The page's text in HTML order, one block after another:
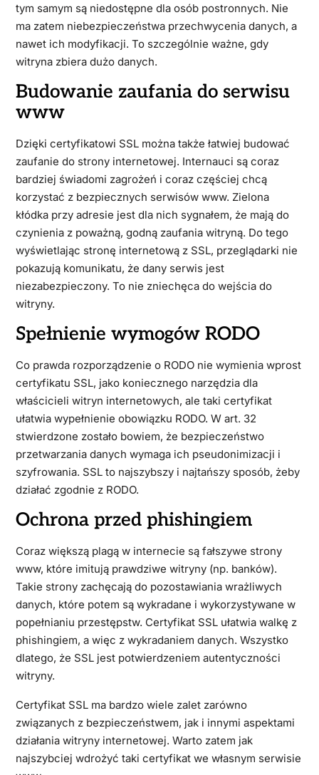
tym samym są niedostępne dla osób postronnych. Nie
ma zatem niebezpieczeństwa przechwycenia danych, a
nawet ich modyfikacji. To szczególnie ważne, gdy
witryna zbiera dużo danych.
Budowanie zaufania do serwisu
www
Dzięki certyfikatowi SSL można także łatwiej budować
zaufanie do strony internetowej. Internauci są coraz
bardziej świadomi zagrożeń i coraz częściej chcą
korzystać z bezpiecznych serwisów www. Zielona
kłódka przy adresie jest dla nich sygnałem, że mają do
czynienia z poważną, godną zaufania witryną. Do tego
wyświetlając stronę internetową z SSL, przeglądarki nie
pokazują komunikatu, że dany serwis jest
niezabezpieczony. To nie zniechęca do wejścia do
witryny.
Spełnienie wymogów RODO
Co prawda rozporządzenie o RODO nie wymienia wprost
certyfikatu SSL, jako koniecznego narzędzia dla
właścicieli witryn internetowych, ale taki certyfikat
ułatwia wypełnienie obowiązku RODO. W art. 32
stwierdzone zostało bowiem, że bezpieczeństwo
przetwarzania danych wymaga ich pseudonimizacji i
szyfrowania. SSL to najszybszy i najtańszy sposób, żeby
działać zgodnie z RODO.
Ochrona przed phishingiem
Coraz większą plagą w internecie są fałszywe strony
www, które imitują prawdziwe witryny (np. banków).
Takie strony zachęcają do pozostawiania wrażliwych
danych, które potem są wykradane i wykorzystywane w
popełnianiu przestępstw. Certyfikat SSL ułatwia walkę z
phishingiem, a więc z wykradaniem danych. Wszystko
dlatego, że SSL jest potwierdzeniem autentyczności
witryny.
Certyfikat SSL ma bardzo wiele zalet zarówno
związanych z bezpieczeństwem, jak i innymi aspektami
działania witryny internetowej. Warto zatem jak
najszybciej wdrożyć taki certyfikat we własnym serwisie